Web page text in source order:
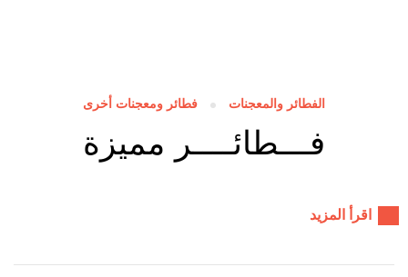
الفطائر والمعجنات فطائر ومعجنات أخرى
فـــطائــــر مميزة
اقرأ المزيد